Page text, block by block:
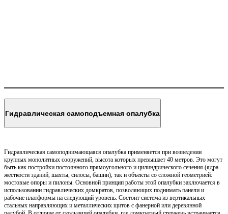
Гидравлическая самоподъемная опалубка
Гидравлическая самоподнимающаяся опалубка применяется при возведении
крупных монолитных сооружений, высота которых превышает 40 метров. Это могут
быть как постройки постоянного прямоугольного и цилиндрического сечения (ядра
жесткости зданий, шахты, силосы, башни), так и объекты со сложной геометрией:
мостовые опоры и пилоны. Основной принцип работы этой опалубки заключается в
использовании гидравлических домкратов, позволяющих поднимать панели и
рабочие платформы на следующий уровень. Состоит система из вертикальных
стальных направляющих и металлических щитов с фанерной или деревянной